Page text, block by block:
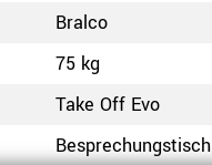
Bralco
75 kg
Take Off Evo
Besprechungstisch